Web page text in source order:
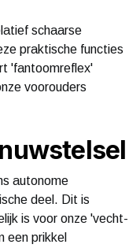
schaarse
praktische functies
'fantoomreflex'
voorouders
autonome
deel. Dit is
is voor onze 'vecht-
een prikkel